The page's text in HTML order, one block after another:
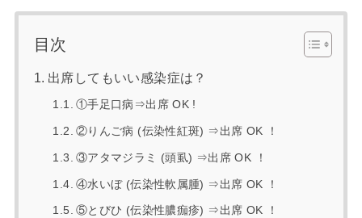
目次
出席してもいい感染症は？
①手足口病⇒出席 OK !
②りんご病 (伝染性紅斑) ⇒出席 OK ！
③アタマジラミ (頭虱) ⇒出席 OK ！
④水いぼ (伝染性軟属腫) ⇒出席 OK ！
⑤とびひ (伝染性膿痂疹) ⇒出席 OK ！